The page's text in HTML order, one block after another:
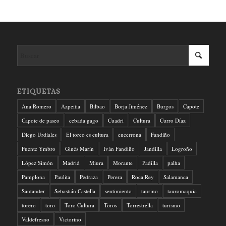
ETIQUETAS
Ana Romero Azpeitia Bilbao Borja Jiménez Burgos
Capote
Capote de paseo
cebada gago Cuadri Cultura
Curro Díaz
Diego Urdiales
El toreo es cultura encerrona
Fandiño
Fuente Ymbro
Ginés Marín Iván Fandiño Jandilla
Logroño
López Simón
Madrid Miura Morante Padilla
palha
Pamplona
Paulita Pedraza Perera Roca Rey
Salamanca
Santander
Sebastián Castella sentimiento taurino
tauromaquia
torero
toro Toro Cultura Toros Torrestrella
turismo
Valdefresno
Victorino